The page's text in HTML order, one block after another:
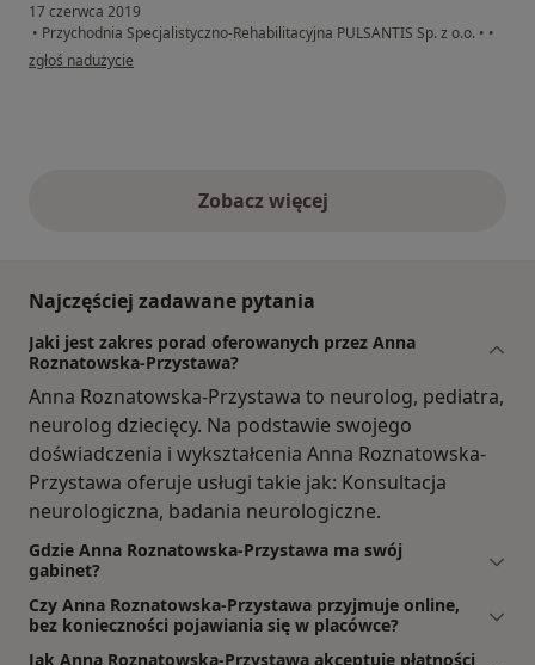
17 czerwca 2019
• Przychodnia Specjalistyczno-Rehabilitacyjna PULSANTIS Sp. z o.o. • •
w opinii użytkownika Ewa
zgłoś nadużycie
Zobacz więcejopinie powyżej
Najczęściej zadawane pytania
Jaki jest zakres porad oferowanych przez Anna
Roznatowska-Przystawa?
Anna Roznatowska-Przystawa to neurolog, pediatra,
neurolog dziecięcy. Na podstawie swojego
doświadczenia i wykształcenia Anna Roznatowska-
Przystawa oferuje usługi takie jak: Konsultacja
neurologiczna, badania neurologiczne.
Gdzie Anna Roznatowska-Przystawa ma swój
gabinet?
Czy Anna Roznatowska-Przystawa przyjmuje online,
bez konieczności pojawiania się w placówce?
Jak Anna Roznatowska-Przystawa akceptuje płatności